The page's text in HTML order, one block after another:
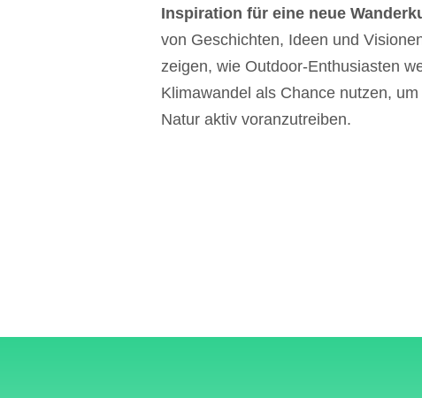
Inspiration für eine neue
von Geschichten, Ideen und
zeigen, wie Outdoor-Enthusiasten
Klimawandel als Chance nutzen,
Natur aktiv voranzutreiben.